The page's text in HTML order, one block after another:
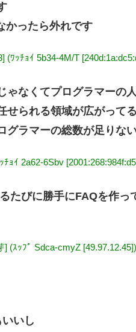
かったら外れです
(ﾜｯﾁｮｲ 5b34-4M/T
ゃなくてプログラマーの
せられる領域が広がって
グラマーの総数が足りな
ｮｲ 2a62-6Sbv
たびに勝手にFAQを作っ
] (ｽｯﾌﾟ Sdca-cmyZ [49.97.12.45])
いし